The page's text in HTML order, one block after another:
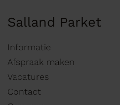
Salland Parket
Informatie
Afspraak maken
Vacatures
Contact